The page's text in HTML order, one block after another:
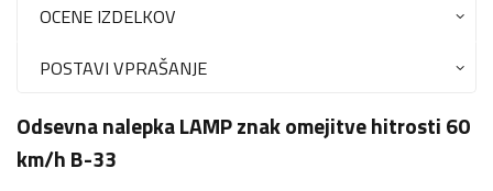
OCENE IZDELKOV
POSTAVI VPRAŠANJE
Odsevna nalepka LAMP znak omejitve hitrosti 60
km/h B-33